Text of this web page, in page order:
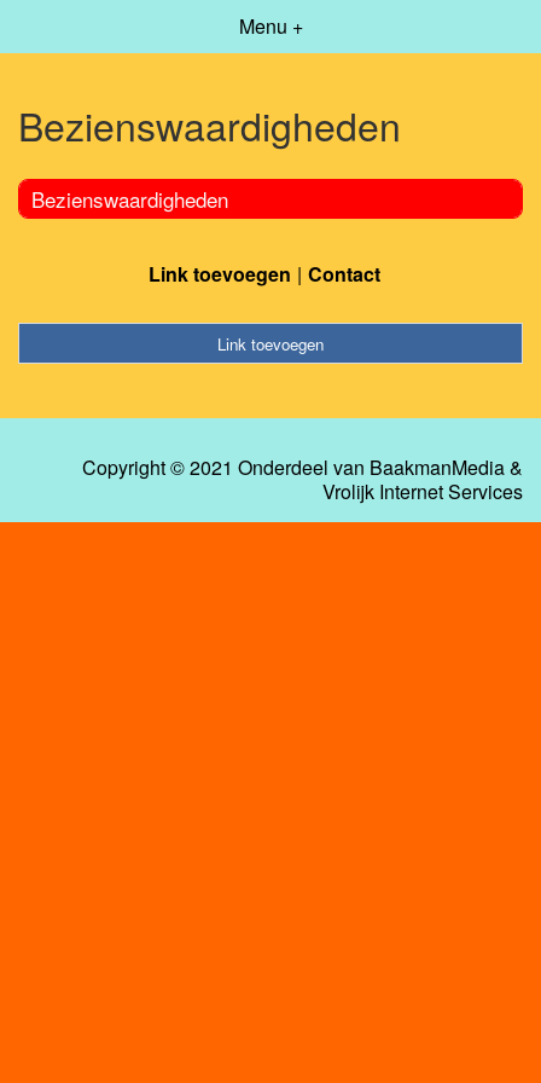
Menu +
Bezienswaardigheden
Bezienswaardigheden
Link toevoegen Contact
Link toevoegen
Copyright © 2021 Onderdeel van BaakmanMedia&
Vrolijk Internet Services